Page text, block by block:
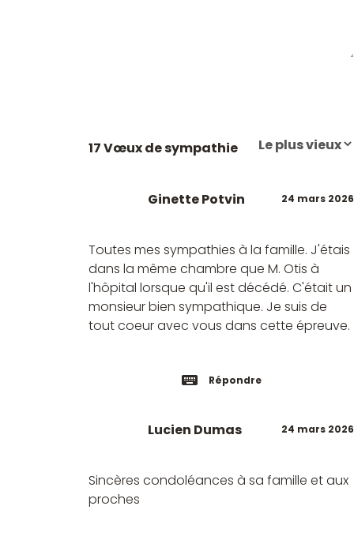
17 Vœux de sympathie
24 mars 2026
Ginette Potvin
Toutes mes sympathies à la famille. J'étais
dans la même chambre que M. Otis à
l'hôpital lorsque qu'il est décédé. C'était un
monsieur bien sympathique. Je suis de
tout coeur avec vous dans cette épreuve.
Répondre
24 mars 2026
Lucien Dumas
Sincères condoléances à sa famille et aux
proches